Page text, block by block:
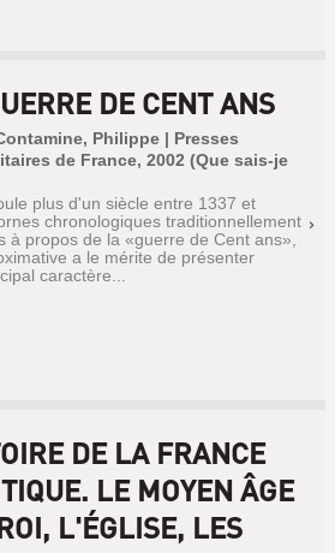
DE CENT ANS
Philippe | Presses
de France, 2002 (Que sais-je
plus d'un siècle entre 1337 et
chronologiques traditionnellement
à propos de la «guerre de Cent ans»,
a le mérite de présenter
caractère...
DE LA FRANCE
LE MOYEN ÂGE
L'ÉGLISE, LES